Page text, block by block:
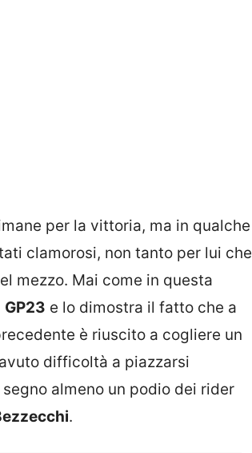
per la vittoria, ma in qualche
clamorosi, non tanto per lui che
mezzo. Mai come in questa
GP23 e lo dimostra il fatto che a
è riuscito a cogliere un
difficoltà a piazzarsi
almeno un podio dei rider
.